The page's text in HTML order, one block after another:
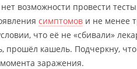
возможности провести
симптомов и не менее
что её не «сбивали»
прошёл кашель. Подчеркну,
заражения.